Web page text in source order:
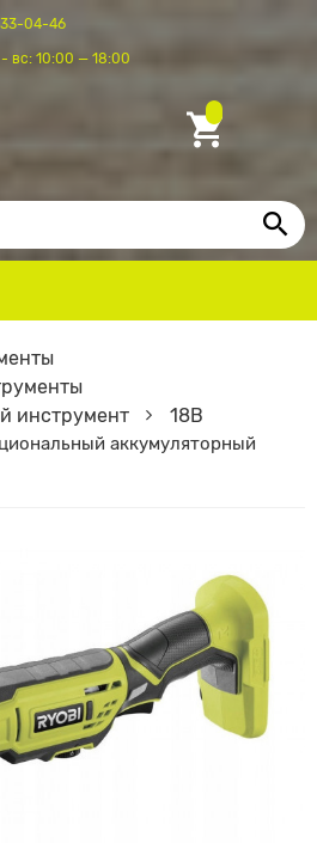
04-46
вс: 10:00 — 18:00
инструмент
18В
аккумуляторный